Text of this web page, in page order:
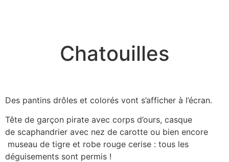
Chatouilles
Des pantins drôles et colorés vont s’afficher à l’écran.
Tête de garçon pirate avec corps d’ours, casque
de scaphandrier avec nez de carotte ou bien encore
museau de tigre et robe rouge cerise : tous les
déguisements sont permis !